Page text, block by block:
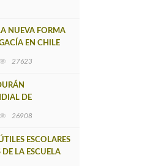
NUEVA FORMA
EN CHILE
27623
DE
26908
ESCOLARES
LA ESCUELA